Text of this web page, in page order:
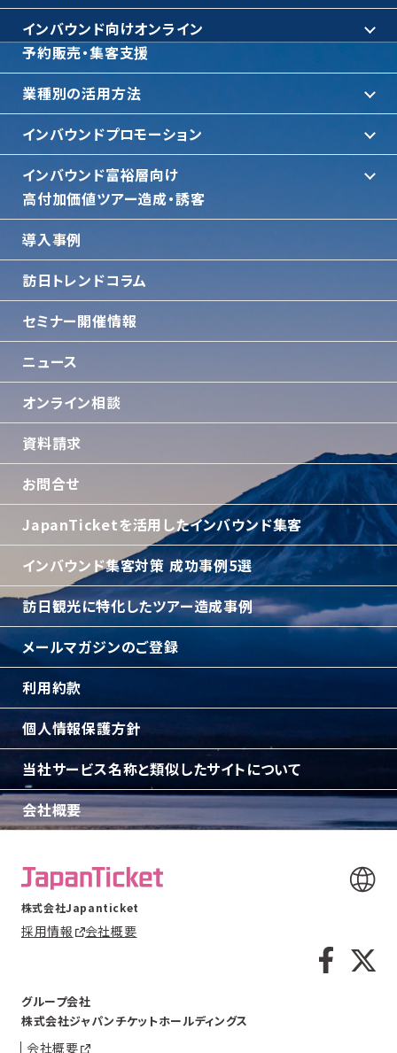
インバウンド向けオンライン
予約販売・集客支援
業種別の活用方法
インバウンドプロモーション
インバウンド富裕層向け
⾼付加価値ツアー造成・誘客
導入事例
訪日トレンドコラム
セミナー開催情報
ニュース
オンライン相談
資料請求
お問合せ
JapanTicketを活用したインバウンド集客
インバウンド集客対策 成功事例5選
訪日観光に特化したツアー造成事例
メールマガジンのご登録
利用約款
個人情報保護方針
当社サービス名称と類似したサイトについて
会社概要
グループ会社
株式会社ジャパンチケットホールディングス
会社概要
株式会社Japanticket
採用情報 会社概要